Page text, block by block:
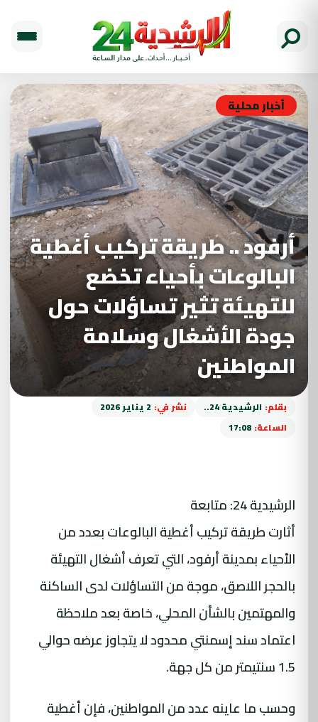
أخبار محلية
أرفود .. طريقة تركيب أغطية
البالوعات بأحياء تخضع
للتهيئة تثير تساؤلات حول
جودة الأشغال وسلامة
المواطنين
بقلم: الرشيدية 24.. نشر في: 2 يناير 2026
الساعة: 17:08
الرشيدية 24: متابعة
أثارت طريقة تركيب أغطية البالوعات بعدد من
الأحياء بمدينة أرفود، التي تعرف أشغال التهيئة
بالحجر اللاصق، موجة من التساؤلات لدى الساكنة
والمهتمين بالشأن المحلي، خاصة بعد ملاحظة
اعتماد سند إسمنتي محدود لا يتجاوز عرضه حوالي
1.5 سنتيمتر من كل جهة.
وحسب ما عاينه عدد من المواطنين، فإن أغطية